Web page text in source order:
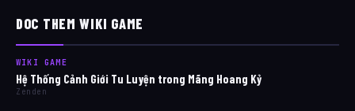
DOC THEM WIKI GAME
WIKI GAME
Hệ Thống Cảnh Giới Tu Luyện trong Mãng Hoang Kỷ
Zenden